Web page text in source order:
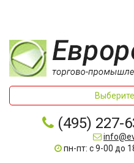
(495) 227-
пн-пт: с 9-00 до